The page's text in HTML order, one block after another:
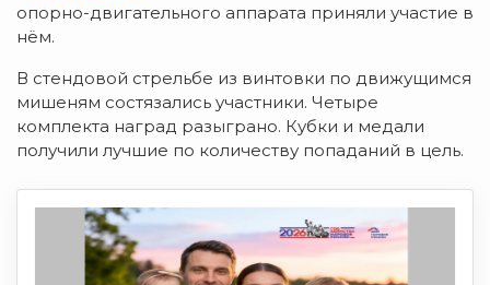
опорно-двигательного аппарата приняли участие в
нём.
В стендовой стрельбе из винтовки по движущимся
мишеням состязались участники. Четыре
комплекта наград разыграно. Кубки и медали
получили лучшие по количеству попаданий в цель.